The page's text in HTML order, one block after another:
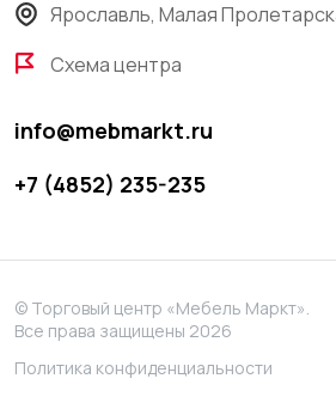
Ярославль, Малая
Схема центра
info@mebmarkt.ru
+7 (4852) 235-235
© Торговый центр «Мебель Маркт».
Все права защищены 2026
Политика конфиденциальности